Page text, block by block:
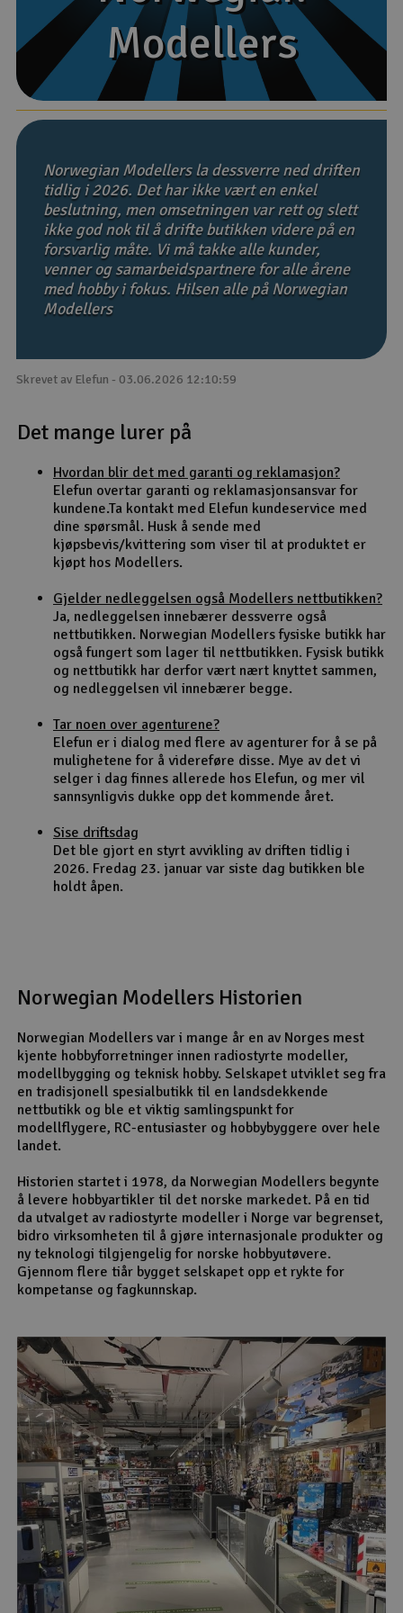
Båter
Droner
Droner for FPV
Fly
Helikopter
Kamerautstyr
Modellbygging, LEGO & byggesett
Outlet
Radioutstyr
Raketter
Smarthjem, lek & hobby
Solenergi
Sparkesykler & elkjøretøy
Gavekort
Modellers
Modellers
Norwegian Modellers la dessverre ned driften
tidlig i 2026. Det har ikke vært en enkel
beslutning, men omsetningen var rett og slett
ikke god nok til å drifte butikken videre på en
forsvarlig måte. Vi må takke alle kunder,
venner og samarbeidspartnere for alle årene
med hobby i fokus. Hilsen alle på Norwegian
Modellers
Skrevet av Elefun - 03.06.2026 12:10:59
Det mange lurer på
Hvordan blir det med garanti og reklamasjon?
Elefun overtar garanti og reklamasjonsansvar for
kundene.Ta kontakt med Elefun kundeservice med
dine spørsmål. Husk å sende med
kjøpsbevis/kvittering som viser til at produktet er
kjøpt hos Modellers.
Gjelder nedleggelsen også Modellers nettbutikken?
Ja, nedleggelsen innebærer dessverre også
nettbutikken. Norwegian Modellers fysiske butikk har
også fungert som lager til nettbutikken. Fysisk butikk
og nettbutikk har derfor vært nært knyttet sammen,
og nedleggelsen vil innebærer begge.
Tar noen over agenturene?
Elefun er i dialog med flere av agenturer for å se på
mulighetene for å videreføre disse. Mye av det vi
selger i dag finnes allerede hos Elefun, og mer vil
sannsynligvis dukke opp det kommende året.
Sise driftsdag
Det ble gjort en styrt avvikling av driften tidlig i
2026. Fredag 23. januar var siste dag butikken ble
holdt åpen.
Norwegian Modellers Historien
Norwegian Modellers var i mange år en av Norges mest
kjente hobbyforretninger innen radiostyrte modeller,
modellbygging og teknisk hobby. Selskapet utviklet seg fra
en tradisjonell spesialbutikk til en landsdekkende
nettbutikk og ble et viktig samlingspunkt for
modellflygere, RC-entusiaster og hobbybyggere over hele
landet.
Historien startet i 1978, da Norwegian Modellers begynte
å levere hobbyartikler til det norske markedet. På en tid
da utvalget av radiostyrte modeller i Norge var begrenset,
bidro virksomheten til å gjøre internasjonale produkter og
ny teknologi tilgjengelig for norske hobbyutøvere.
Gjennom flere tiår bygget selskapet opp et rykte for
kompetanse og fagkunnskap.